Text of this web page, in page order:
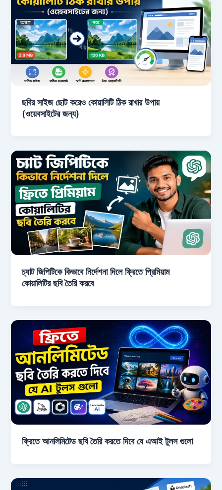
ছবির সাইজ ছোট করেও কোয়ালিটি ঠিক রাখার উপায়
(ওয়েবসাইটের জন্য)
চ্যাট জিপিটিকে কিভাবে নির্দেশনা দিলে ফ্রিতে প্রিমিয়াম
কোয়ালিটির ছবি তৈরি করবে
ফ্রিতে আনলিমিটেড ছবি তৈরি করতে দিবে যে এআই টুলস গুলো